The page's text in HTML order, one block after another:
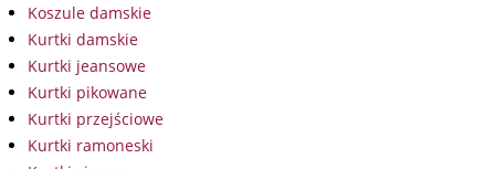
Koszule damskie
Kurtki damskie
Kurtki jeansowe
Kurtki pikowane
Kurtki przejściowe
Kurtki ramoneski